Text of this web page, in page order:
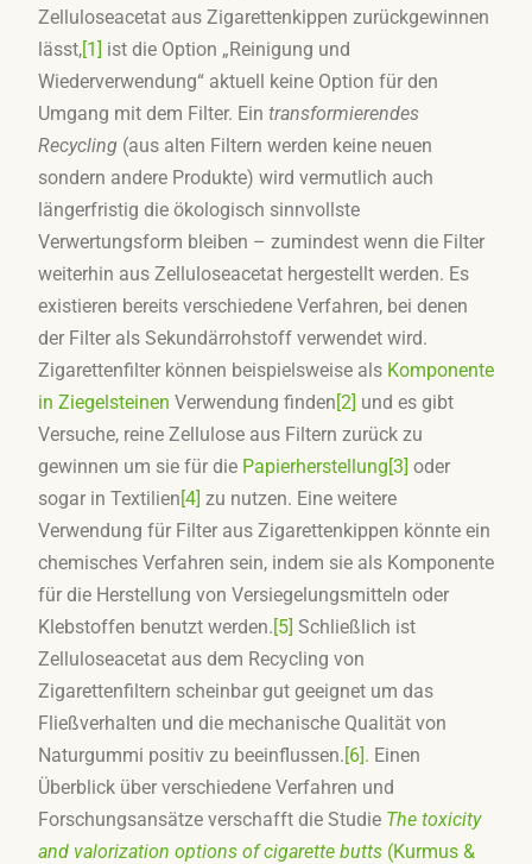
Zelluloseacetat aus Zigarettenkippen zurückgewinnen
lässt,[1] ist die Option „Reinigung und
Wiederverwendung“ aktuell keine Option für den
Umgang mit dem Filter. Ein transformierendes
Recycling(aus alten Filtern werden keine neuen
sondern andere Produkte) wird vermutlich auch
längerfristig die ökologisch sinnvollste
Verwertungsform bleiben – zumindest wenn die Filter
weiterhin aus Zelluloseacetat hergestellt werden. Es
existieren bereits verschiedene Verfahren, bei denen
der Filter als Sekundärrohstoff verwendet wird.
Zigarettenfilter können beispielsweise als Komponente
in Ziegelsteinen Verwendung finden[2] und es gibt
Versuche, reine Zellulose aus Filtern zurück zu
gewinnen um sie für die Papierherstellung[3] oder
sogar in Textilien[4] zu nutzen. Eine weitere
Verwendung für Filter aus Zigarettenkippen könnte ein
chemisches Verfahren sein, indem sie als Komponente
für die Herstellung von Versiegelungsmitteln oder
Klebstoffen benutzt werden.[5] Schließlich ist
Zelluloseacetat aus dem Recycling von
Zigarettenfiltern scheinbar gut geeignet um das
Fließverhalten und die mechanische Qualität von
Naturgummi positiv zu beeinflussen.[6]. Einen
Überblick über verschiedene Verfahren und
Forschungsansätze verschafft die Studie The toxicity
and valorization options of cigarette butts(Kurmus &